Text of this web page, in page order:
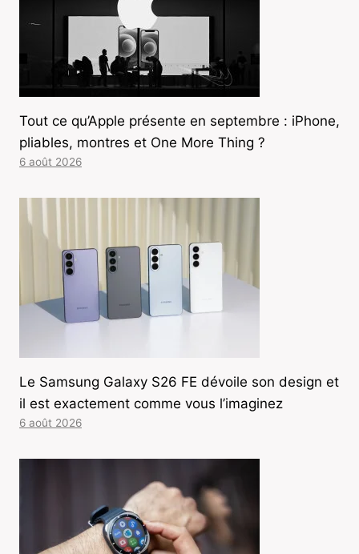
Tout ce qu’Apple présente en septembre : iPhone,
pliables, montres et One More Thing ?
6 août 2026
Le Samsung Galaxy S26 FE dévoile son design et
il est exactement comme vous l’imaginez
6 août 2026